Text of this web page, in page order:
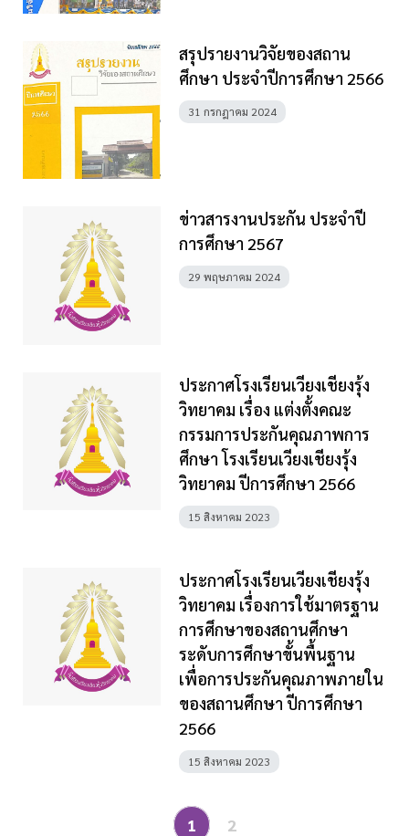
สรุปรายงานวิจัยของสถาน
ศึกษา ประจำปีการศึกษา 2566
31 กรกฎาคม 2024
ข่าวสารงานประกัน ประจำปี
การศึกษา 2567
29 พฤษภาคม 2024
ประกาศโรงเรียนเวียงเชียงรุ้ง
วิทยาคม เรื่อง แต่งตั้งคณะ
กรรมการประกันคุณภาพการ
ศึกษา โรงเรียนเวียงเชียงรุ้ง
วิทยาคม ปีการศึกษา 2566
15 สิงหาคม 2023
ประกาศโรงเรียนเวียงเชียงรุ้ง
วิทยาคม เรื่องการใช้มาตรฐาน
การศึกษาของสถานศึกษา
ระดับการศึกษาขั้นพื้นฐาน
เพื่อการประกันคุณภาพภายใน
ของสถานศึกษา ปีการศึกษา
2566
15 สิงหาคม 2023
1 2